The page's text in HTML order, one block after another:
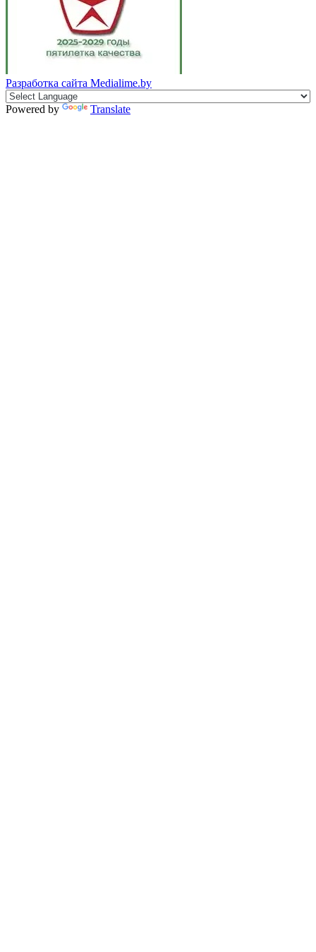
Разработка сайта Medialime.by
Powered by Translate